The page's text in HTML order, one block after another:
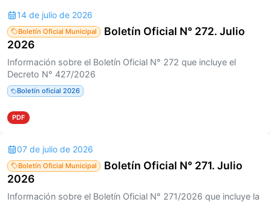
14 de julio de 2026
Boletín Oficial Municipal
Boletín Oficial N° 272. Julio
2026
Información sobre el Boletín Oficial N° 272 que incluye el
Decreto N° 427/2026
Boletín oficial 2026
PDF
07 de julio de 2026
Boletín Oficial Municipal
Boletín Oficial N° 271. Julio
2026
Información sobre el Boletín Oficial N° 271/2026 que incluye la